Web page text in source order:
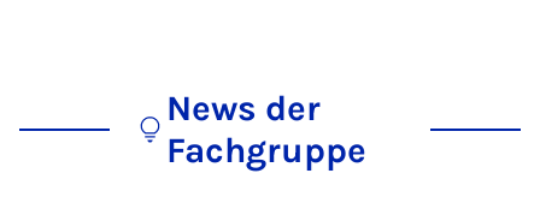
News der
Fachgruppe